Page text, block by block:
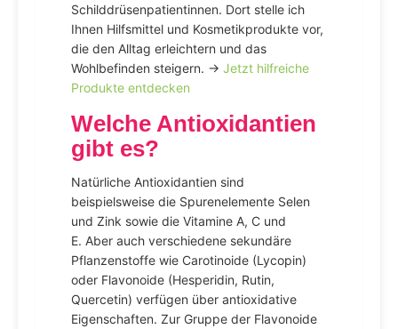
Schilddrüsenpatientinnen. Dort stelle ich
Ihnen Hilfsmittel und Kosmetikprodukte vor,
die den Alltag erleichtern und das
Wohlbefinden steigern. → Jetzt hilfreiche
Produkte entdecken
Welche Antioxidantien
gibt es?
Natürliche Antioxidantien sind
beispielsweise die Spurenelemente Selen
und Zink sowie die Vitamine A, C und
E. Aber auch verschiedene sekundäre
Pflanzenstoffe wie Carotinoide (Lycopin)
oder Flavonoide (Hesperidin, Rutin,
Quercetin) verfügen über antioxidative
Eigenschaften. Zur Gruppe der Flavonoide